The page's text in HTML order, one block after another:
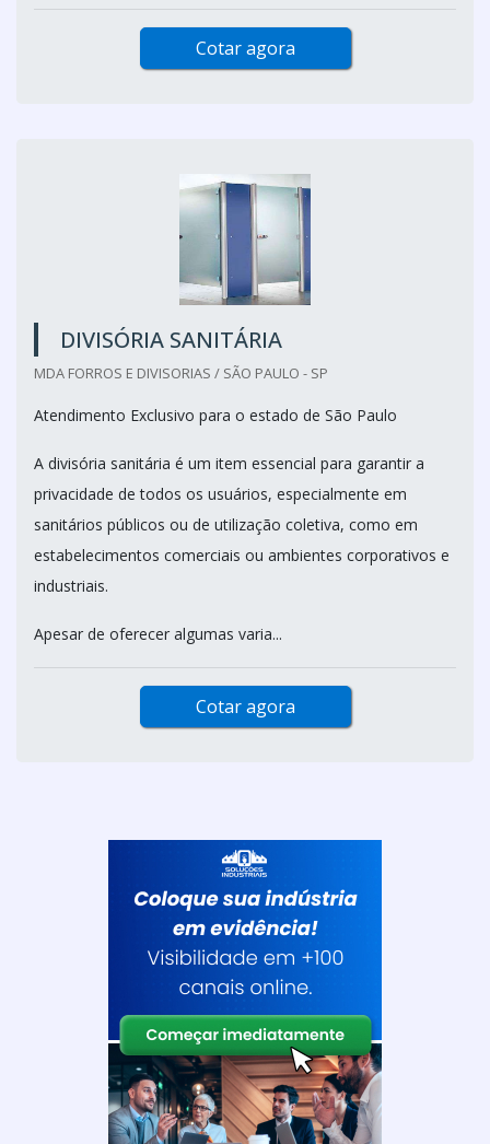
Cotar agora
DIVISÓRIA SANITÁRIA
MDA FORROS E DIVISORIAS / SÃO PAULO - SP
Atendimento Exclusivo para o estado de São Paulo
A divisória sanitária é um item essencial para garantir a
privacidade de todos os usuários, especialmente em
sanitários públicos ou de utilização coletiva, como em
estabelecimentos comerciais ou ambientes corporativos e
industriais.
Apesar de oferecer algumas varia...
Cotar agora